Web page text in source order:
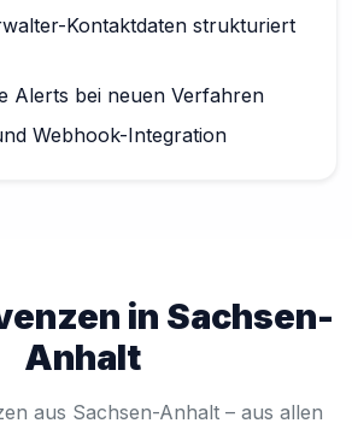
Kontaktdaten strukturiert
Alerts bei neuen Verfahren
Webhook-Integration
in Sachsen-
Anhalt
aus Sachsen-Anhalt – aus allen